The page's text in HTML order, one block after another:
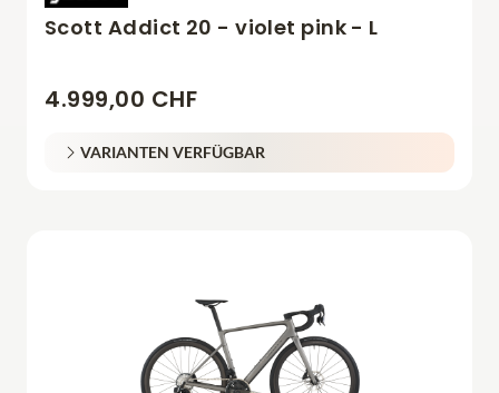
Scott Addict 20 - violet pink - L
4.999,00 CHF
VARIANTEN VERFÜGBAR